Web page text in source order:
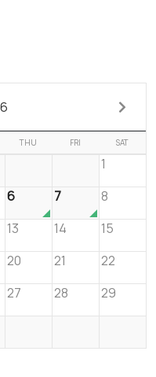
THU FRI SAT
1
6 7
8
13 14
15
20 21
22
27 28
29